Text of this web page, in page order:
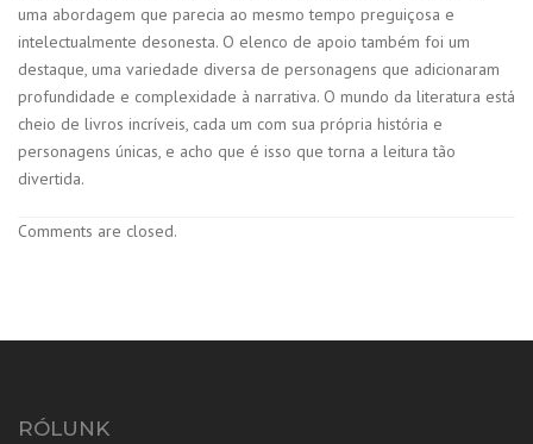
uma abordagem que parecia ao mesmo tempo preguiçosa e
intelectualmente desonesta. O elenco de apoio também foi um
destaque, uma variedade diversa de personagens que adicionaram
profundidade e complexidade à narrativa. O mundo da literatura está
cheio de livros incríveis, cada um com sua própria história e
personagens únicas, e acho que é isso que torna a leitura tão
divertida.
Comments are closed.
RÓLUNK